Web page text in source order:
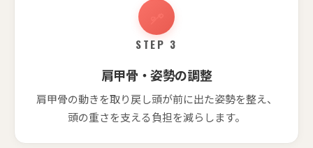
STEP 3
肩甲骨・姿勢の調整
肩甲骨の動きを取り戻し頭が前に出た姿勢を整え、
頭の重さを支える負担を減らします。